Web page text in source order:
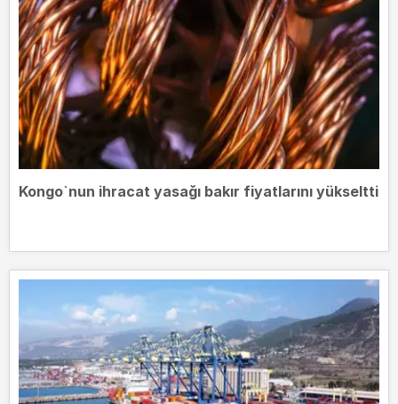
Kongo`nun ihracat yasağı bakır fiyatlarını yükseltti